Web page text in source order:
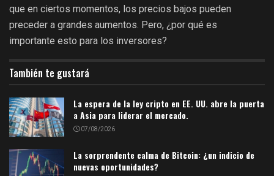
que en ciertos momentos, los precios bajos pueden
preceder a grandes aumentos. Pero, ¿por qué es
importante esto para los inversores?
También te gustará
La espera de la ley cripto en EE. UU. abre la puerta
a Asia para liderar el mercado.
07/08/2026
La sorprendente calma de Bitcoin: ¿un indicio de
nuevas oportunidades?